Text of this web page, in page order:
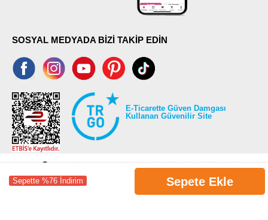
Sepette %76 İndirim Sepete Ekle
SOSYAL MEDYADA BİZİ TAKİP EDİN
E-Ticarette Güven Damgası
Kullanan Güvenilir Site
©2026 Tüm modaselvim.com hakları saklıdır.